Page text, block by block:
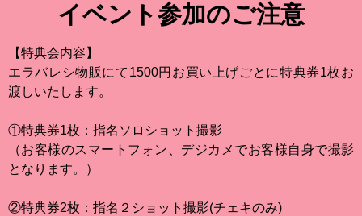
イベント参加のご注意
【特典会内容】
エラバレシ物販にて1500円お買い上げごとに特典券1枚お
渡しいたします。
①特典券1枚：指名ソロショット撮影
（お客様のスマートフォン、デジカメでお客様自身で撮影
となります。）
②特典券2枚：指名２ショット撮影(チェキのみ)